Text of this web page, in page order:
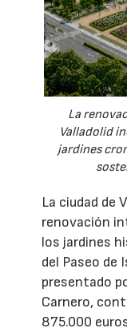
La
Valladolid
jardines
La ciudad de
renovación
los jardines
del Paseo de
presentado
Carnero,
875.000